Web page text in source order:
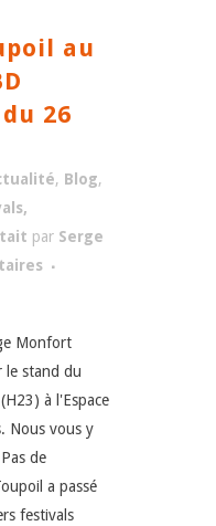
au
26
, Blog,
par Serge
Monfort
le stand du
à l'Espace
Nous vous y
de
a passé
festivals